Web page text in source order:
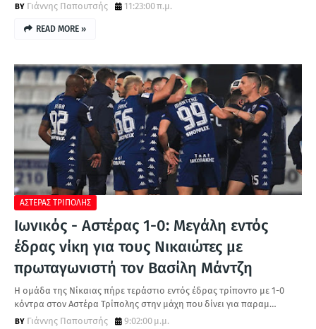
Γιάννης Παπουτσής
11:23:00 π.μ.
READ MORE »
ΑΣΤΕΡΑΣ ΤΡΙΠΟΛΗΣ
Ιωνικός - Αστέρας 1-0: Μεγάλη εντός
έδρας νίκη για τους Νικαιώτες με
πρωταγωνιστή τον Βασίλη Μάντζη
Η ομάδα της Νίκαιας πήρε τεράστιο εντός έδρας τρίποντο με 1-0
κόντρα στον Αστέρα Τρίπολης στην μάχη που δίνει για παραμ…
Γιάννης Παπουτσής
9:02:00 μ.μ.